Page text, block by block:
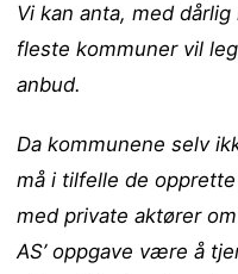
Vi kan anta, med
fleste kommuner vil
anbud.
Da kommunene selv
må i tilfelle de
med private aktører
AS’ oppgave være å